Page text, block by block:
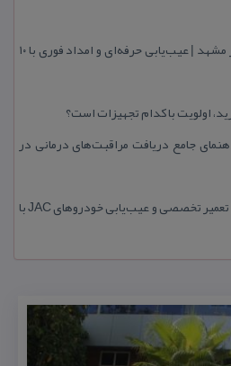
تعمیرگاه تخصصی كوییك در مشهد | عیب‌یابی حرفه‌ای و امداد فوری با ۱۰
جامع دریافت مراقبت‌های درمانی در
امداد خودرو جك در مشهد | تعمیر تخصصی و عیب‌یابی خودروهای JAC با